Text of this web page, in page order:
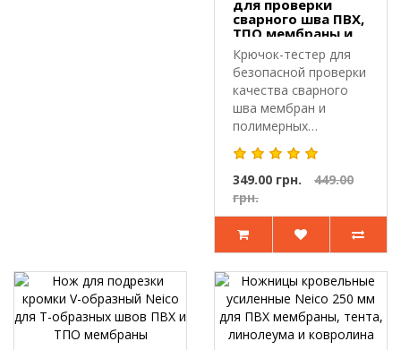
для проверки
сварного шва ПВХ,
ТПО мембраны и
проч.
Крючок-тестер для
безопасной проверки
качества сварного
шва мембран и
полимерных
материалов.Крючок-
т..
349.00 грн.
449.00
грн.